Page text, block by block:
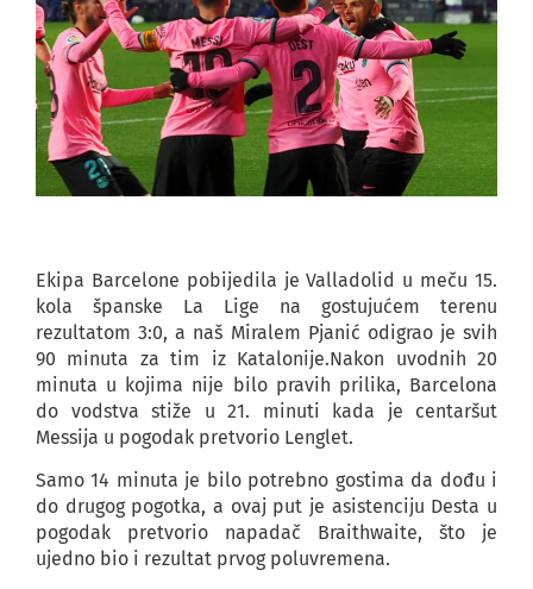
Ekipa Barcelone pobijedila je Valladolid u meču 15.
kola španske La Lige na gostujućem terenu
rezultatom 3:0, a naš Miralem Pjanić odigrao je svih
90 minuta za tim iz Katalonije.Nakon uvodnih 20
minuta u kojima nije bilo pravih prilika, Barcelona
do vodstva stiže u 21. minuti kada je centaršut
Messija u pogodak pretvorio Lenglet.
Samo 14 minuta je bilo potrebno gostima da dođu i
do drugog pogotka, a ovaj put je asistenciju Desta u
pogodak pretvorio napadač Braithwaite, što je
ujedno bio i rezultat prvog poluvremena.